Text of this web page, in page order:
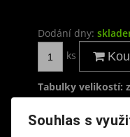
Dodání dny:
ks
Tabulky velikostí:
Výrobce:import EU
Katalogové číslo:
24
Souhlas s